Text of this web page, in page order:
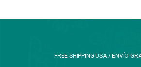
FREE SHIPPING USA / ENVÍO